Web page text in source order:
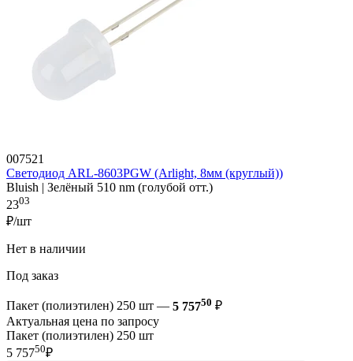
007521
Светодиод ARL-8603PGW (Arlight, 8мм (круглый))
Bluish | Зелёный 510 nm (голубой отт.)
2303
₽/шт
Нет в наличии
Под заказ
Пакет (полиэтилен) 250 шт — 5 75750 ₽
Актуальная цена по запросу
Пакет (полиэтилен) 250 шт
5 75750₽